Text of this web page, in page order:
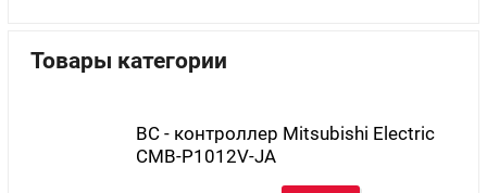
Товары категории
BC - контроллер Mitsubishi Electric
CMB-P1012V-JA